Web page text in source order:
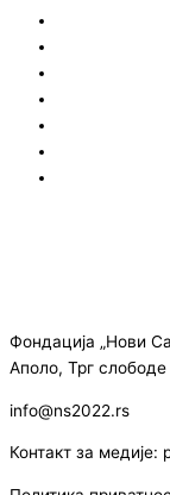
Фондација „Нови
Аполо, Трг
info@ns2022.rs
Контакт за медије: